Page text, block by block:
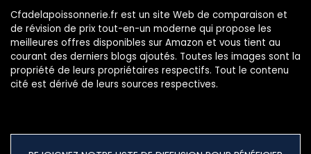
Cfadelapoissonnerie.fr est un site Web de comparaison et
de révision de prix tout-en-un moderne qui propose les
meilleures offres disponibles sur Amazon et vous tient au
courant des derniers blogs ajoutés. Toutes les images sont la
propriété de leurs propriétaires respectifs. Tout le contenu
cité est dérivé de leurs sources respectives.